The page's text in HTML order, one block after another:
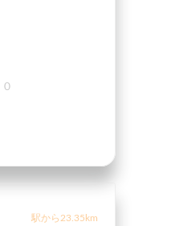
駅から23.35km